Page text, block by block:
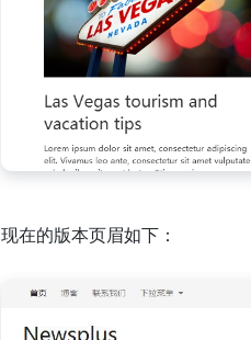
现在的版本页眉如下：